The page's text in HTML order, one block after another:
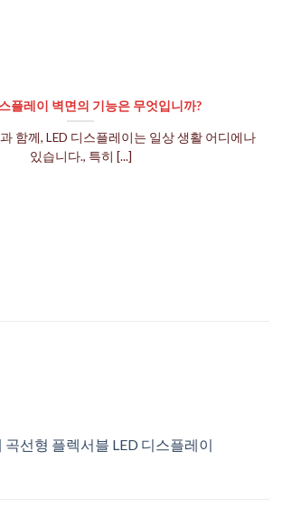
곡선형 플렉서블 LED 디스플레이
플레이 벽면의 기능은 무엇입니까?
함께, LED 디스플레이는 일상 생활 어디에나
있습니다., 특히 [...]